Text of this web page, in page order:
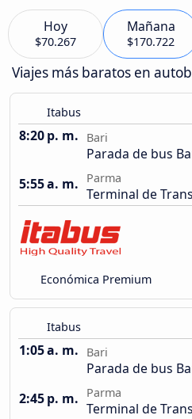
Hoy
$70.267
Mañana
$170.722
Viajes más baratos en
Itabus
8:20 p. m. Bari
Parada de bus
5:55 a. m.
Parma
Terminal de
Económica Premium
Itabus
1:05 a. m. Bari
Parada de bus
2:45 p. m.
Parma
Terminal de